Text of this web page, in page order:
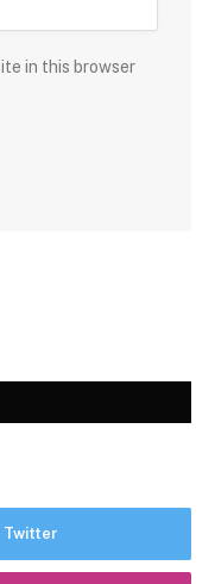
in this browser
Twitter